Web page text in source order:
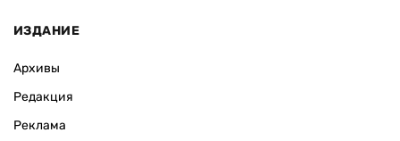
ИЗДАНИЕ
Архивы
Редакция
Реклама